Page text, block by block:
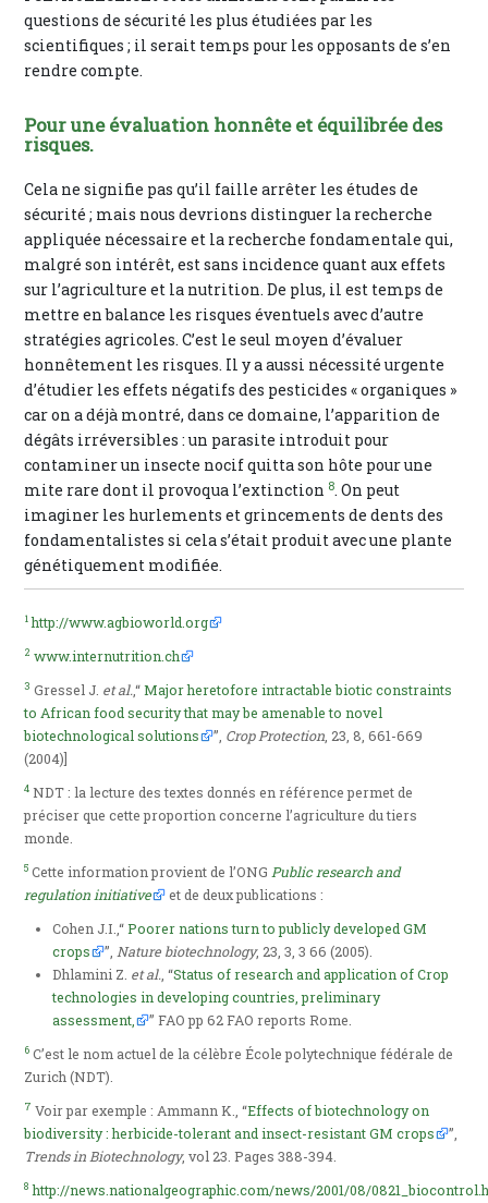
questions de sécurité les plus étudiées par les
scientifiques ; il serait temps pour les opposants de s’en
rendre compte.
Pour une évaluation honnête et équilibrée des
risques.
Cela ne signifie pas qu’il faille arrêter les études de
sécurité ; mais nous devrions distinguer la recherche
appliquée nécessaire et la recherche fondamentale qui,
malgré son intérêt, est sans incidence quant aux effets
sur l’agriculture et la nutrition. De plus, il est temps de
mettre en balance les risques éventuels avec d’autre
stratégies agricoles. C’est le seul moyen d’évaluer
honnêtement les risques. Il y a aussi nécessité urgente
d’étudier les effets négatifs des pesticides « organiques »
car on a déjà montré, dans ce domaine, l’apparition de
dégâts irréversibles : un parasite introduit pour
contaminer un insecte nocif quitta son hôte pour une
mite rare dont il provoqua l’extinction 8. On peut
imaginer les hurlements et grincements de dents des
fondamentalistes si cela s’était produit avec une plante
génétiquement modifiée.
1 http://www.agbioworld.org
2 www.internutrition.ch
3 Gressel J. et al.,“Major heretofore intractable biotic constraints
to African food security that may be amenable to novel
biotechnological solutions
”, Crop Protection , 23, 8, 661-669
(2004)]
4 NDT : la lecture des textes donnés en référence permet de
préciser que cette proportion concerne l’agriculture du tiers
monde.
5 Cette information provient de l’ONG Public research and
regulation initiative
et de deux publications :
Cohen J.I.,“Poorer nations turn to publicly developed GM
crops
”, Nature biotechnology, 23, 3, 3 66 (2005).
Dhlamini Z. et al. , “Status of research and application of Crop
technologies in developing countries, preliminary
assessment,
” FAO pp 62 FAO reports Rome.
6 C’est le nom actuel de la célèbre École polytechnique fédérale de
Zurich (NDT).
7 Voir par exemple : Ammann K., “Effects of biotechnology on
biodiversity : herbicide-tolerant and insect-resistant GM crops
”,
Trends in Biotechnology, vol 23. Pages 388-394.
8 http://news.nationalgeographic.com/news/2001/08/